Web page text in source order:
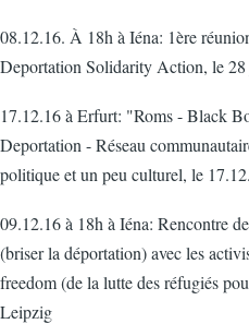
08.12.16. À 18h à Iéna: 1ère
Deportation Solidarity Action, le
17.12.16 à Erfurt: "Roms - Black
Deportation - Réseau
politique et un peu culturel, le
09.12.16 à 18h à Iéna: Rencontre
(briser la déportation) avec les
freedom (de la lutte des réfugiés
Leipzig